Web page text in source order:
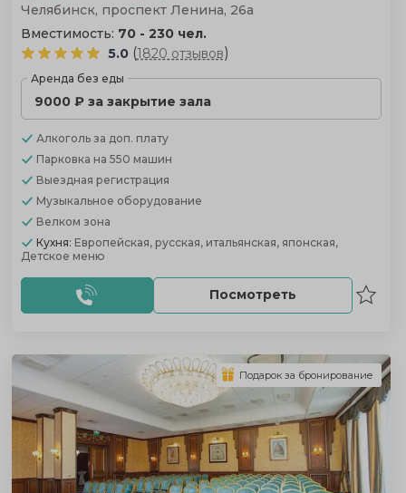
Челябинск, проспект Ленина, 26а
Вместимость: 70 - 230 чел.
5.0 (1820 отзывов)
Аренда без еды
9000 ₽ за закрытие зала
Алкоголь за доп. плату
Парковка на 550 машин
Выездная регистрация
Музыкальное оборудование
Велком зона
Кухня: Европейская, русская, итальянская, японская,
Детское меню
Посмотреть
Подарок за бронирование